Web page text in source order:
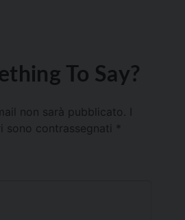
To Say?
non sarà pubblicato.
contrassegnati *